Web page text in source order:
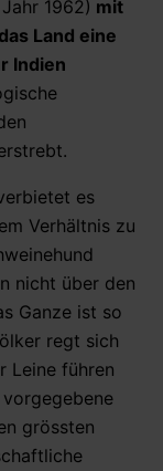
1962) mit
Land eine
Indien
es
Verhältnis zu
nicht über den
Ganze ist so
regt sich
Leine führen
grössten